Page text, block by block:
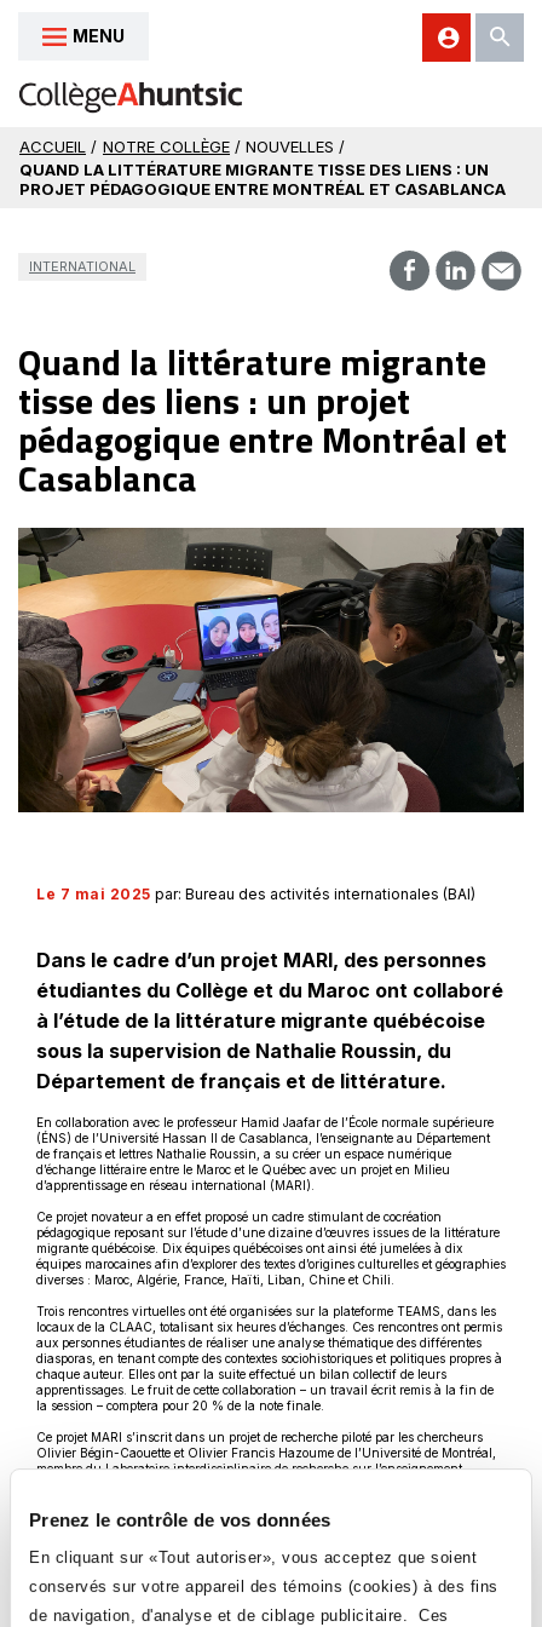
Prenez le contrôle de vos données
En cliquant sur «Tout autoriser», vous acceptez que soient
conservés sur votre appareil des témoins (cookies) à des fins
de navigation, d'analyse et de ciblage publicitaire. Ces
Aller au contenu
MENU
ACCUEIL / NOTRE COLLÈGE / NOUVELLES /
QUAND LA LITTÉRATURE MIGRANTE TISSE DES LIENS : UN
PROJET PÉDAGOGIQUE ENTRE MONTRÉAL ET CASABLANCA
INTERNATIONAL
Quand la littérature migrante
tisse des liens : un projet
pédagogique entre Montréal et
Casablanca
Le 7 mai 2025 par: Bureau des activités internationales (BAI)
Dans le cadre d’un projet MARI, des personnes
étudiantes du Collège et du Maroc ont collaboré
à l’étude de la littérature migrante québécoise
sous la supervision de Nathalie Roussin, du
Département de français et de littérature.
En collaboration avec le professeur Hamid Jaafar de l’École normale supérieure
(ÉNS) de l’Université Hassan II de Casablanca, l’enseignante au Département
de français et lettres Nathalie Roussin, a su créer un espace numérique
d’échange littéraire entre le Maroc et le Québec avec un projet en Milieu
d’apprentissage en réseau international (MARI).
Ce projet novateur a en effet proposé un cadre stimulant de cocréation
pédagogique reposant sur l’étude d’une dizaine d’œuvres issues de la littérature
migrante québécoise. Dix équipes québécoises ont ainsi été jumelées à dix
équipes marocaines afin d’explorer des textes d’origines culturelles et géographies
diverses : Maroc, Algérie, France, Haïti, Liban, Chine et Chili.
Trois rencontres virtuelles ont été organisées sur la plateforme TEAMS, dans les
locaux de la CLAAC, totalisant six heures d’échanges. Ces rencontres ont permis
aux personnes étudiantes de réaliser une analyse thématique des différentes
diasporas, en tenant compte des contextes sociohistoriques et politiques propres à
chaque auteur. Elles ont par la suite effectué un bilan collectif de leurs
apprentissages. Le fruit de cette collaboration – un travail écrit remis à la fin de
la session – comptera pour 20 % de la note finale.
Ce projet MARI s’inscrit dans un projet de recherche piloté par les chercheurs
Olivier Bégin-Caouette et Olivier Francis Hazoume de l’Université de Montréal,
membre du Laboratoire interdisciplinaire de recherche sur l’enseignement
Elle a d’ailleurs partagé son expérience le 7 mai dernier lors d’un panel sur les
d’apprentissage en réseau international (MARI) au cégep, a pu également
compter sur la participation d’Olivier Bégin-Caouette et d’Olivier Francis
Hazoume (Université de Montréal) et Mathieu Chevalier (École nationale
d’aérotechnique).